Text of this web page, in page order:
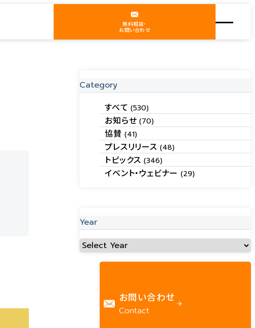
無料相談・
お問い合わせ
Category
すべて(530)
お知らせ(70)
協賛 (41)
プレスリリース (48)
トピックス(346)
イベント・ウェビナー(29)
Year
お問い合わせ
Contact